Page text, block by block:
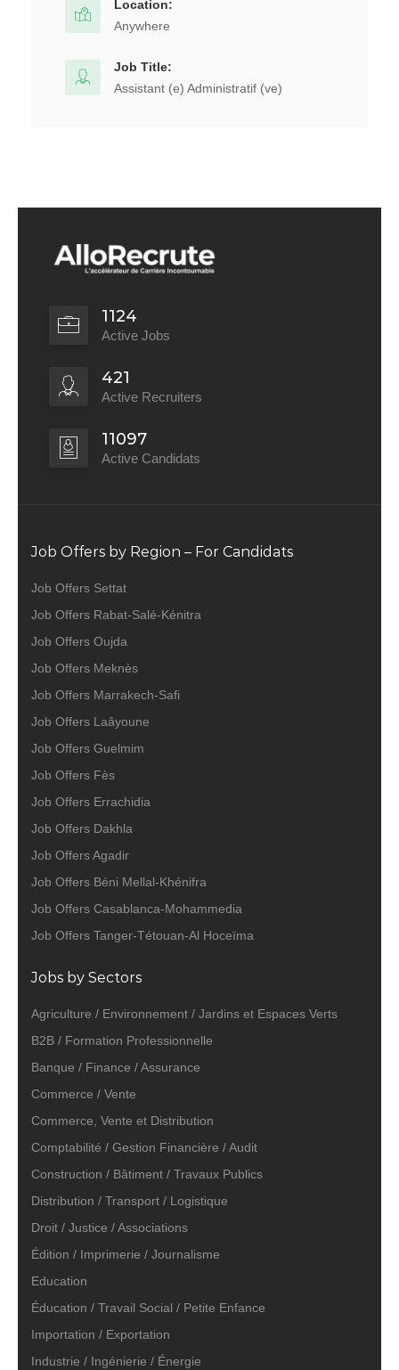
Location:
Anywhere
Job Title:
Assistant (e) Administratif (ve)
1124
Active Jobs
421
Active Recruiters
11097
Active Candidats
Job Offers by Region – For Candidats
Job Offers Settat
Job Offers Rabat-Salé-Kénitra
Job Offers Oujda
Job Offers Meknès
Job Offers Marrakech-Safi
Job Offers Laâyoune
Job Offers Guelmim
Job Offers Fès
Job Offers Errachidia
Job Offers Dakhla
Job Offers Agadir
Job Offers Béni Mellal-Khénifra
Job Offers Casablanca-Mohammedia
Job Offers Tanger-Tétouan-Al Hoceïma
Jobs by Sectors
Agriculture / Environnement / Jardins et Espaces Verts
B2B / Formation Professionnelle
Banque / Finance / Assurance
Commerce / Vente
Commerce, Vente et Distribution
Comptabilité / Gestion Financière / Audit
Construction / Bâtiment / Travaux Publics
Distribution / Transport / Logistique
Droit / Justice / Associations
Édition / Imprimerie / Journalisme
Education
Éducation / Travail Social / Petite Enfance
Importation / Exportation
Industrie / Ingénierie / Énergie